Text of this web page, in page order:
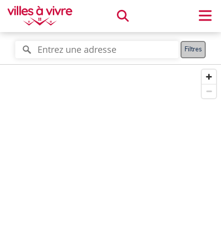
Filtres